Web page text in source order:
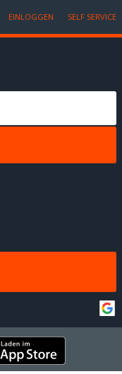
EINLOGGEN SELF SERVICE